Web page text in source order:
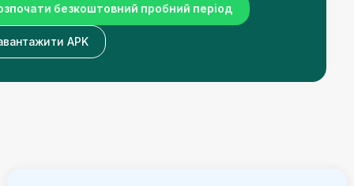
безкоштовний пробний період
APK